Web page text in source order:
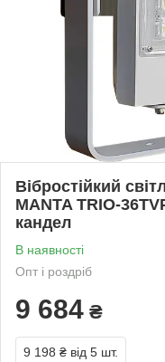
Вібростійкий
MANTA TRIO-
кандел
В наявності
Опт і роздріб
9 684 ₴
9 198 ₴ від 5 шт.